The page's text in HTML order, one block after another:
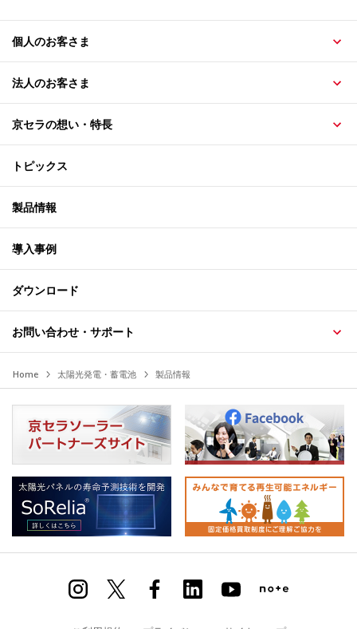
個人のお客さま
法人のお客さま
京セラの想い・特長
トピックス
製品情報
導入事例
ダウンロード
お問い合わせ・サポート
Home 太陽光発電・蓄電池 製品情報